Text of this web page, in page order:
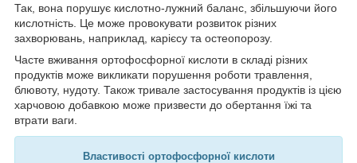
Так, вона порушує кислотно-лужний баланс, збільшуючи його
кислотність. Це може провокувати розвиток різних
захворювань, наприклад, карієсу та остеопорозу.
Часте вживання ортофосфорної кислоти в складі різних
продуктів може викликати порушення роботи травлення,
блювоту, нудоту. Також тривале застосування продуктів із цією
харчовою добавкою може призвести до обертання їжі та
втрати ваги.
Властивості ортофосфорної кислоти